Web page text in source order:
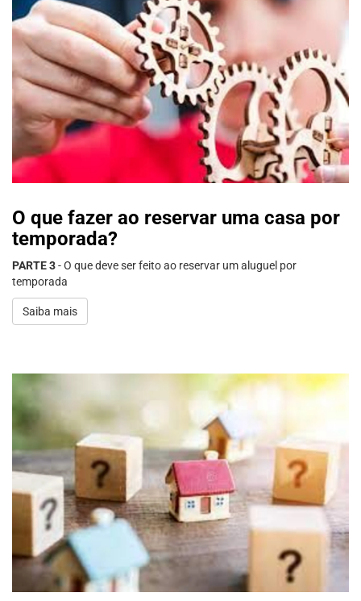
O que fazer ao reservar uma casa por
temporada?
PARTE 3- O que deve ser feito ao reservar um aluguel por
temporada
Saiba mais